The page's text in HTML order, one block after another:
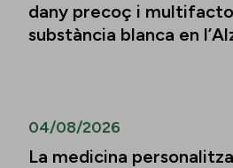
dany precoç i
substància blanca en
04/08/2026
La medicina